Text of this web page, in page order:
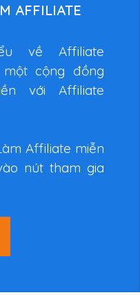
AFFILIATE
về Affiliate
cộng đồng
với Affiliate
Affiliate miễn
nút tham gia